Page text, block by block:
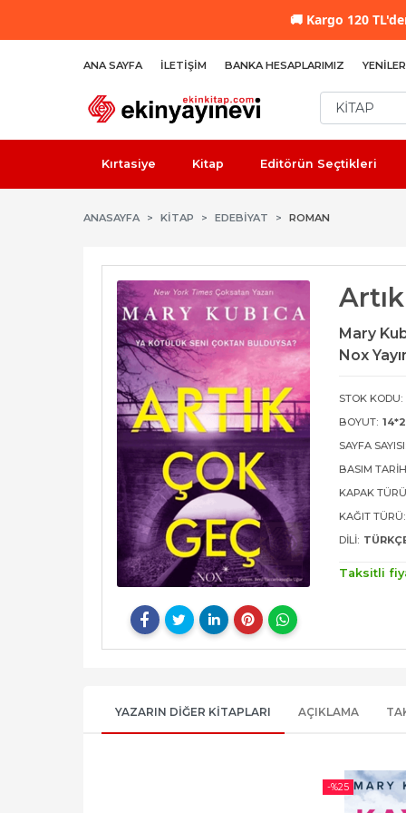
🚚 Kargo 120
ANA SAYFA İLETIŞIM BANKA HESAPLARIMIZ YENILER
Kırtasiye Kitap Editörün Seçtikleri
ANASAYFA KİTAP EDEBIYAT ROMAN
Mary
Nox
STOK KODU:
BOYUT:
SAYFA
BASIM
KAPAK
KAĞIT TÜRÜ:
DILI:
Taksitli
YAZARIN DIĞER KITAPLARI AÇIKLAMA
-%25